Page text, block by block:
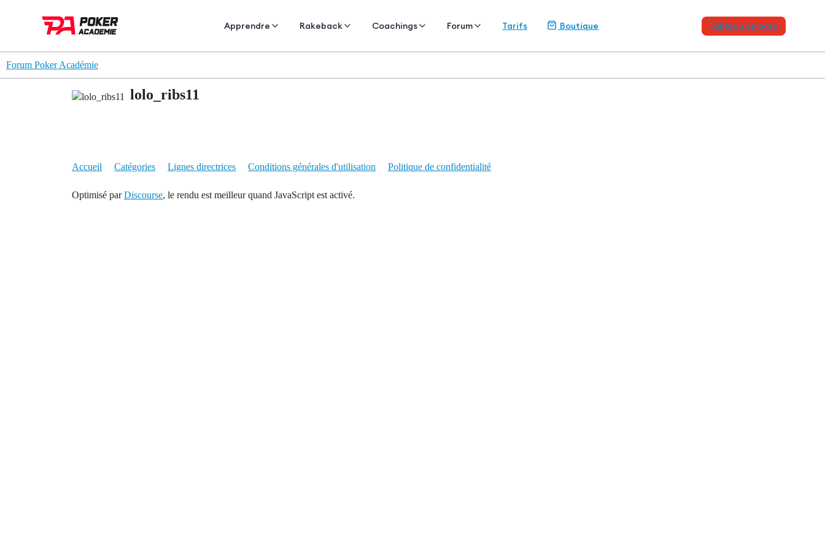
Apprendre Rakeback Coachings Forum Tarifs Boutique Tableau de bord
Forum Poker Académie
lolo_ribs11
Accueil Catégories Lignes directrices Conditions générales d'utilisation Politique de confidentialité
Optimisé parDiscourse, le rendu est meilleur quand JavaScript est activé.